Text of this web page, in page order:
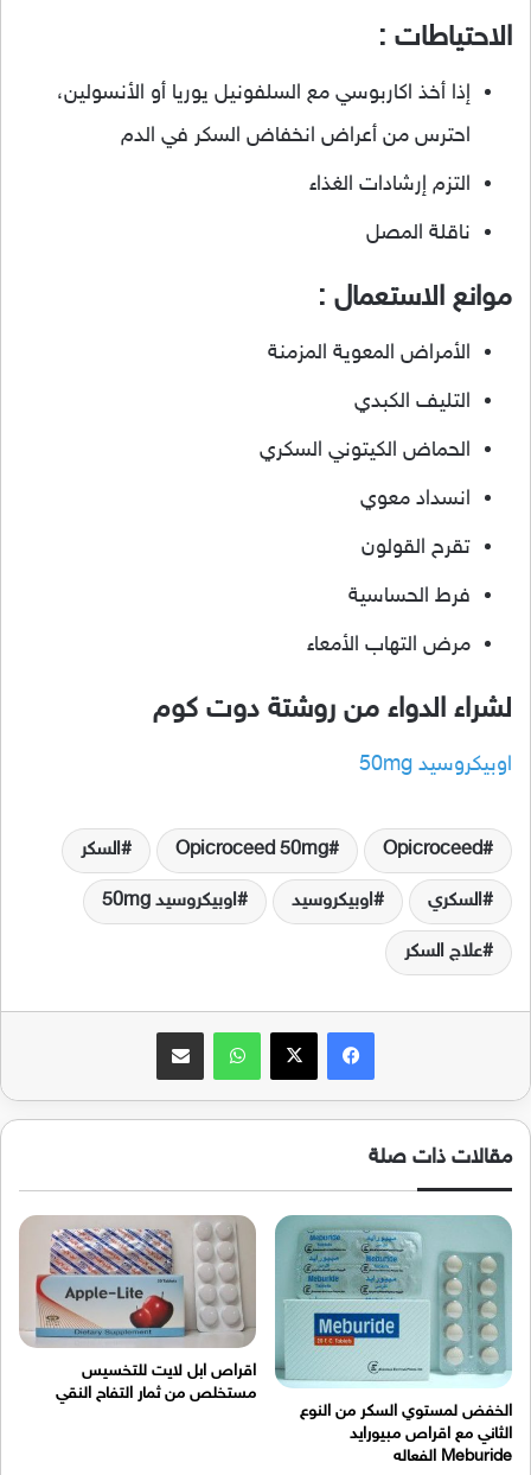
الاحتياطات :
إذا أخذ اكاربوسي مع السلفونيل يوريا أو الأنسولين،
احترس من أعراض انخفاض السكر في الدم
التزم إرشادات الغذاء
ناقلة المصل
موانع الاستعمال :
الأمراض المعوية المزمنة
التليف الكبدي
الحماض الكيتوني السكري
انسداد معوي
تقرح القولون
فرط الحساسية
مرض التهاب الأمعاء
لشراء الدواء من روشتة دوت كوم
اوبيكروسيد 50mg
Opicroceed
Opicroceed 50mg السكر
السكري اوبيكروسيد اوبيكروسيد 50mg
علاج السكر
فيسبوك واتساب
مقالات ذات صلة
الخفض لمستوي السكر من النوع
الثاني مع اقراص مبيورايد
Meburide الفعاله
اقراص ابل لايت للتخسيس
مستخلص من ثمار التفاح النقي